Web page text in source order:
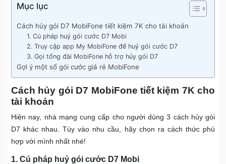
Mục lục
Cách hủy gói D7 MobiFone tiết kiệm 7K cho tài khoản
1. Cú pháp huỷ gói cước D7 Mobi
2. Truy cập app My MobiFone để huỷ gói cước D7
3. Gọi tổng đài MobiFone hỗ trợ hủy gói D7
Gợi ý một số gói cước giá rẻ MobiFone
Cách hủy gói D7 MobiFone tiết kiệm 7K cho
tài khoản
Hiện nay, nhà mạng cung cấp cho người dùng 3 cách hủy gói
D7 khác nhau. Tùy vào nhu cầu, hãy chọn ra cách thức phù
hợp với mình nhất nhé!
1. Cú pháp huỷ gói cước D7 Mobi